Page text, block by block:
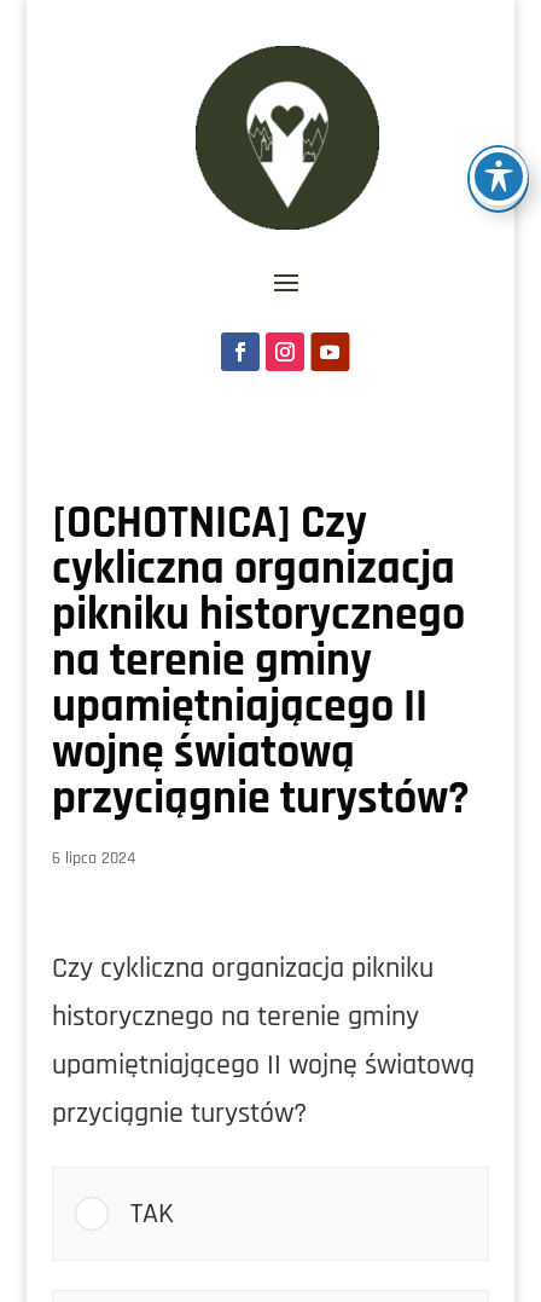
[OCHOTNICA] Czy
cykliczna organizacja
pikniku historycznego
na terenie gminy
upamiętniającego II
wojnę światową
przyciągnie turystów?
6 lipca 2024
Czy cykliczna organizacja pikniku
historycznego na terenie gminy
upamiętniającego II wojnę światową
przyciągnie turystów?
TAK